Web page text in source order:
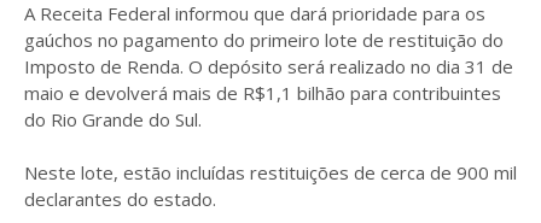
A Receita Federal informou que dará prioridade para os
gaúchos no pagamento do primeiro lote de restituição do
Imposto de Renda. O depósito será realizado no dia 31 de
maio e devolverá mais de R$1,1 bilhão para contribuintes
do Rio Grande do Sul.
Neste lote, estão incluídas restituições de cerca de 900 mil
declarantes do estado.